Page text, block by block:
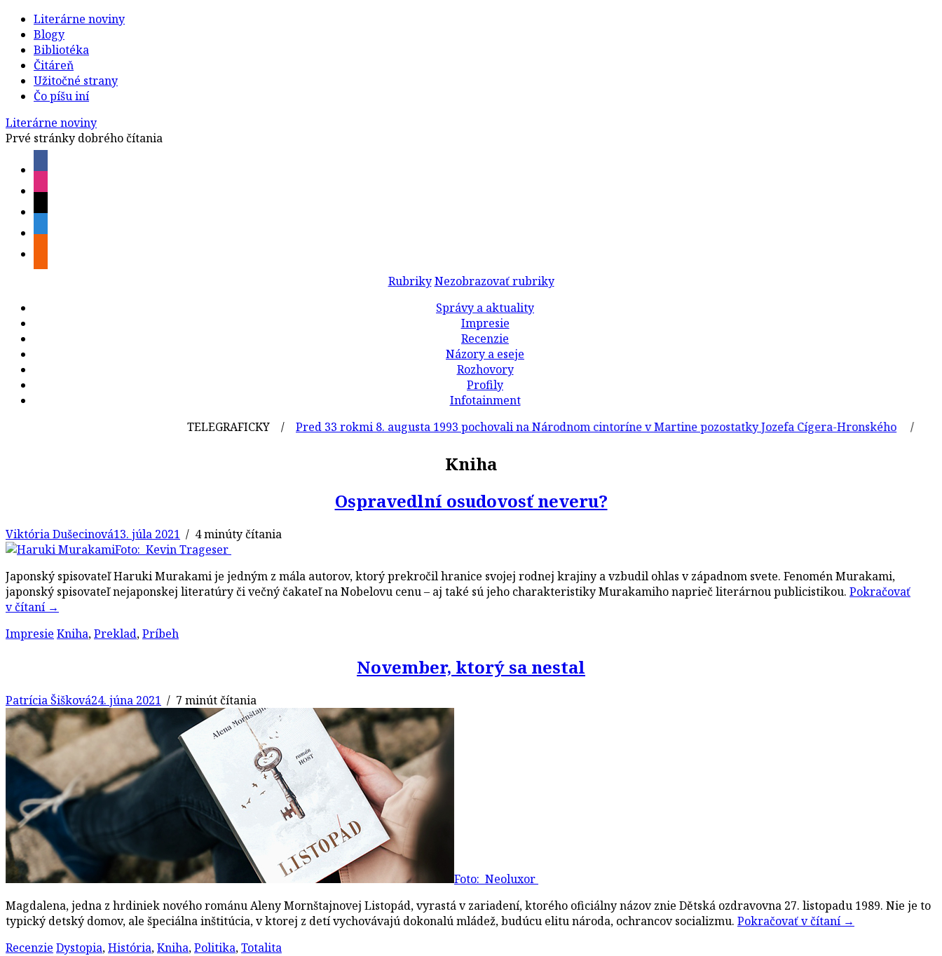
Literárne noviny
Blogy
Bibliotéka
Čitáreň
Užitočné strany
Čo píšu iní
Literárne noviny
Prvé stránky dobrého čítania
Rubriky Nezobrazovať rubriky
Správy a aktuality
Impresie
Recenzie
Názory a eseje
Rozhovory
Profily
Infotainment
TELEGRAFICKY /Pred 33 rokmi 8. augusta 1993 pochovali na Národnom cintoríne v Martine pozostatky Jozefa Cígera-Hronského/Vo veku
Kniha
Ospravedlní osudovosť neveru?
Viktória Dušecinová13. júla 2021 / 4 minúty čítania
Foto: Kevin Trageser
Japonský spisovateľ Haruki Murakami je jedným z mála autorov, ktorý prekročil hranice svojej rodnej krajiny a vzbudil ohlas v západnom svete. Fenomén Murakami,
japonský spisovateľ nejaponskej literatúry či večný čakateľ na Nobelovu cenu – aj také sú jeho charakteristiky Murakamiho naprieč literárnou publicistikou. Pokračovať
v čítaní →
Impresie Kniha,Preklad,Príbeh
November, ktorý sa nestal
Patrícia Šišková24. júna 2021 / 7 minút čítania
Foto: Neoluxor
Magdalena, jedna z hrdiniek nového románu Aleny Mornštajnovej Listopád, vyrastá v zariadení, ktorého oficiálny názov znie Dětská ozdravovna 27. listopadu 1989. Nie je to
typický detský domov, ale špeciálna inštitúcia, v ktorej z detí vychovávajú dokonalú mládež, budúcu elitu národa, ochrancov socializmu. Pokračovať v čítaní →
Recenzie Dystopia,História,Kniha,Politika,Totalita